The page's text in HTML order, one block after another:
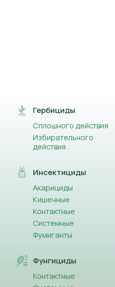
Гербициды
Сплошного действия
Избирательного
действия
Инсектициды
Акарициды
Кишечные
Контактные
Системные
Фумиганты
Фунгициды
Контактные